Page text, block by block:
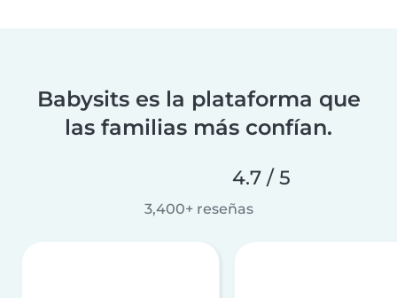
Babysits es la plataforma que
las familias más confían.
4.7 / 5
3,400+ reseñas